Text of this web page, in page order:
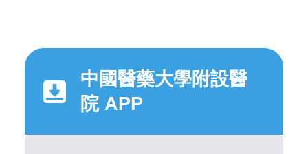
中國醫藥大學附設醫
院 APP